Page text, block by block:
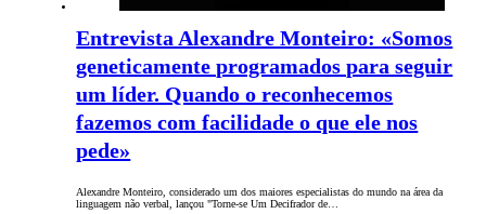
Entrevista Alexandre Monteiro: «Somos
geneticamente programados para seguir
um líder. Quando o reconhecemos
fazemos com facilidade o que ele nos
pede»
Alexandre Monteiro, considerado um dos maiores especialistas do mundo na área da
linguagem não verbal, lançou "Torne-se Um Decifrador de…